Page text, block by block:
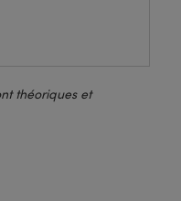
théoriques et